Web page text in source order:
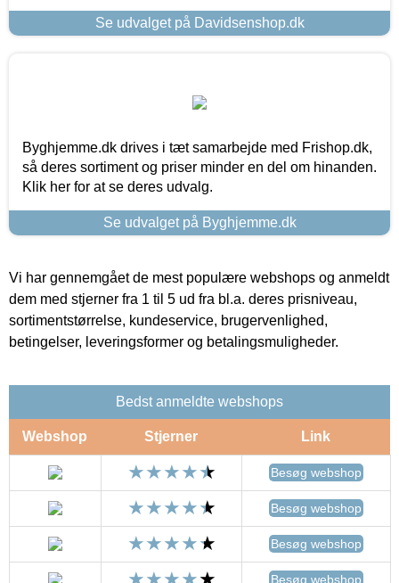
Se udvalget på Davidsenshop.dk
Byghjemme.dk drives i tæt samarbejde med Frishop.dk,
så deres sortiment og priser minder en del om hinanden.
Klik her for at se deres udvalg.
Se udvalget på Byghjemme.dk
Vi har gennemgået de mest populære webshops og anmeldt
dem med stjerner fra 1 til 5 ud fra bl.a. deres prisniveau,
sortimentstørrelse, kundeservice, brugervenlighed,
betingelser, leveringsformer og betalingsmuligheder.
Bedst anmeldte webshops
Webshop Stjerner Link
Besøg webshop
Besøg webshop
Besøg webshop
Besøg webshop